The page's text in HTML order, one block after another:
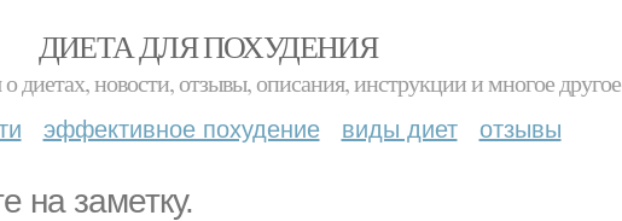
ДИЕТА ДЛЯ ПОХУДЕНИЯ
диетах, новости, отзывы, описания, инструкции и многое другое
эффективное похудение виды диет отзывы
на заметку.